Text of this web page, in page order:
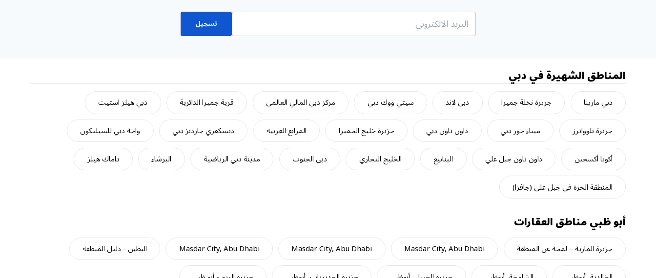
تسجيل
المناطق الشهيرة في دبي
دبي مارينا جزيرة نخلة جميرا دبي لاند سيتي ووك دبي مركز دبي المالي العالمي قرية جميرا الدائرية
دبي هيلز استيت
جزيرة بلوواترز
ميناء خور دبي داون تاون دبي جزيرة خليج الجميرا المرابع العربية ديسكفري جاردنز دبي
واحة دبي للسيليكون
أكويا أكسجين
داون تاون جبل علي الينابيع الخليج التجاري دبي الجنوب مدينة دبي الرياضية البرشاء
داماك هيلز
المنطقة الحرة في جبل علي (جافزا)
أبو ظبيمناطق العقارات
جزيرة المارية – لمحة عن المنطقة Masdar City, Abu Dhabi
Masdar City, Abu Dhabi
Masdar City, Abu Dhabi
البطين - دليل المنطقة